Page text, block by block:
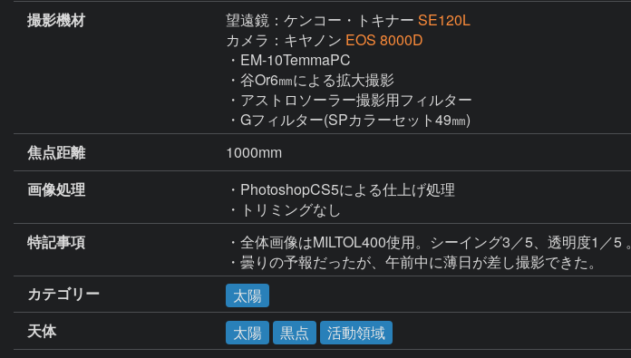
撮影機材
望遠鏡：ケンコー・トキナー SE120L
カメラ：キヤノン EOS 8000D
・EM-10TemmaPC
・谷Or6㎜による拡大撮影
・アストロソーラー撮影用フィルター
・Gフィルター(SPカラーセット49㎜)
焦点距離
1000mm
画像処理
・PhotoshopCS5による仕上げ処理
・トリミングなし
特記事項
・全体画像はMILTOL400使用。シーイング3／5、透明度1／5 。
・曇りの予報だったが、午前中に薄日が差し撮影できた。
カテゴリー
太陽
天体
太陽 黒点 活動領域